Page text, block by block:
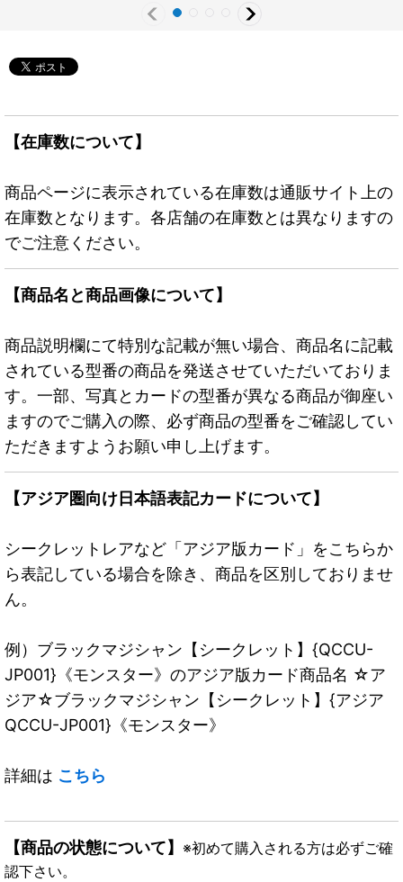
【在庫数について】
商品ページに表示されている在庫数は通販サイト上の
在庫数となります。各店舗の在庫数とは異なりますの
でご注意ください。
【商品名と商品画像について】
商品説明欄にて特別な記載が無い場合、商品名に記載
されている型番の商品を発送させていただいておりま
す。一部、写真とカードの型番が異なる商品が御座い
ますのでご購入の際、必ず商品の型番をご確認してい
ただきますようお願い申し上げます。
【アジア圏向け日本語表記カードについて】
シークレットレアなど「アジア版カード」をこちらか
ら表記している場合を除き、商品を区別しておりませ
ん。
例）ブラックマジシャン【シークレット】{QCCU-
JP001}《モンスター》のアジア版カード商品名 ☆ア
ジア☆ブラックマジシャン【シークレット】{アジア
QCCU-JP001}《モンスター》
詳細は こちら
【商品の状態について】 ※初めて購入される方は必ずご確
認下さい。